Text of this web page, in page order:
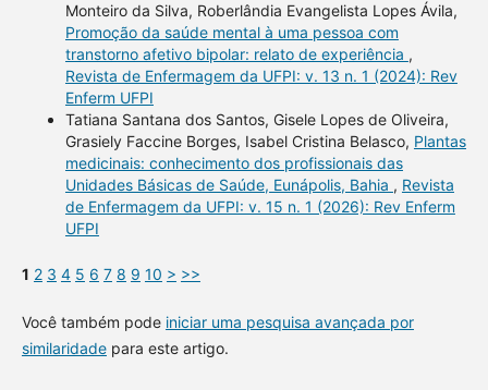
Monteiro da Silva, Roberlândia Evangelista Lopes Ávila,
Promoção da saúde mental à uma pessoa com
transtorno afetivo bipolar: relato de experiência ,
Revista de Enfermagem da UFPI: v. 13 n. 1 (2024): Rev
Enferm UFPI
Tatiana Santana dos Santos, Gisele Lopes de Oliveira,
Grasiely Faccine Borges, Isabel Cristina Belasco, Plantas
medicinais: conhecimento dos profissionais das
Unidades Básicas de Saúde, Eunápolis, Bahia , Revista
de Enfermagem da UFPI: v. 15 n. 1 (2026): Rev Enferm
UFPI
1 2 3 4 5 6 7 8 9 10 > >>
Você também pode iniciar uma pesquisa avançada por
similaridadepara este artigo.